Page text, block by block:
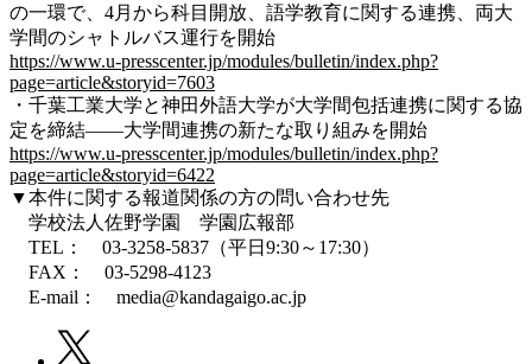
の一環で、4月から科目開放、語学教育に関する連携、両大
学間のシャトルバス運行を開始
https://www.u-presscenter.jp/modules/bulletin/index.php?
page=article&storyid=7603
・千葉工業大学と神田外語大学が大学間包括連携に関する協
定を締結――大学間連携の新たな取り組みを開始
https://www.u-presscenter.jp/modules/bulletin/index.php?
page=article&storyid=6422
▼本件に関する報道関係の方の問い合わせ先
学校法人佐野学園 学園広報部
TEL： 03-3258-5837（平日9:30～17:30）
FAX： 03-5298-4123
E-mail： media@kandagaigo.ac.jp